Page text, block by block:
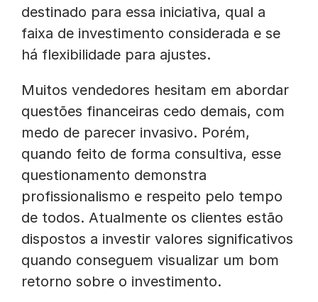
destinado para essa iniciativa, qual a
faixa de investimento considerada e se
há flexibilidade para ajustes.
Muitos vendedores hesitam em abordar
questões financeiras cedo demais, com
medo de parecer invasivo. Porém,
quando feito de forma consultiva, esse
questionamento demonstra
profissionalismo e respeito pelo tempo
de todos. Atualmente os clientes estão
dispostos a investir valores significativos
quando conseguem visualizar um bom
retorno sobre o investimento.